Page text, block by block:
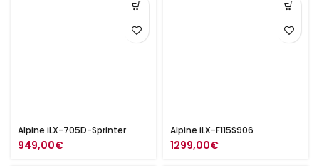
Alpine iLX-705D-Sprinter
949,00€
Alpine iLX-F115S906
1299,00€